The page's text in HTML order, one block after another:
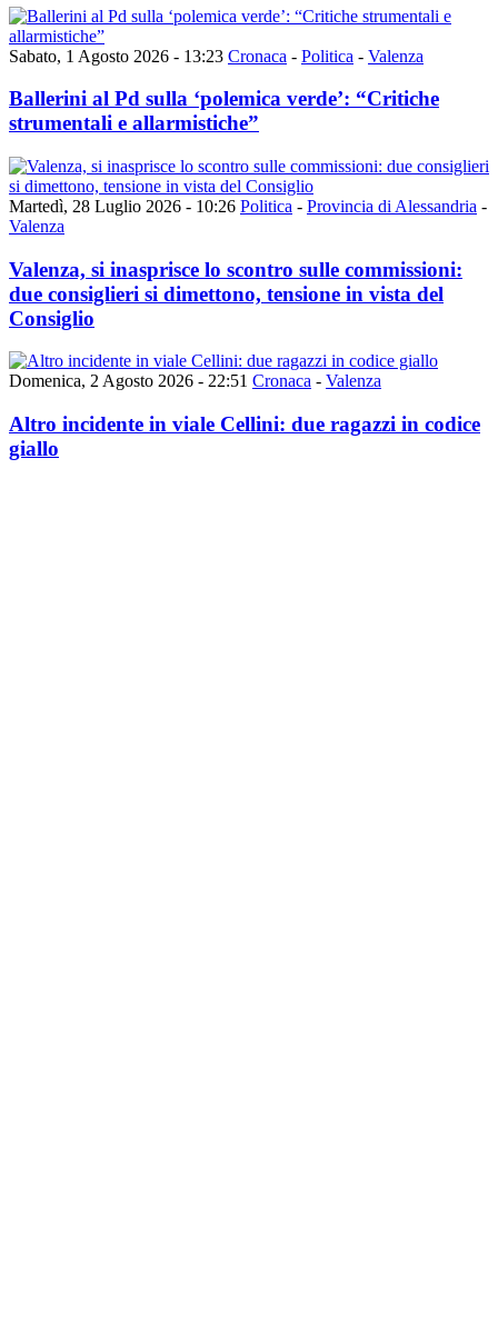
Sabato, 1 Agosto 2026 - 13:23 Cronaca - Politica - Valenza
Ballerini al Pd sulla ‘polemica verde’: “Critiche
strumentali e allarmistiche”
Martedì, 28 Luglio 2026 - 10:26 Politica - Provincia di Alessandria -
Valenza
Valenza, si inasprisce lo scontro sulle commissioni:
due consiglieri si dimettono, tensione in vista del
Consiglio
Domenica, 2 Agosto 2026 - 22:51 Cronaca - Valenza
Altro incidente in viale Cellini: due ragazzi in codice
giallo